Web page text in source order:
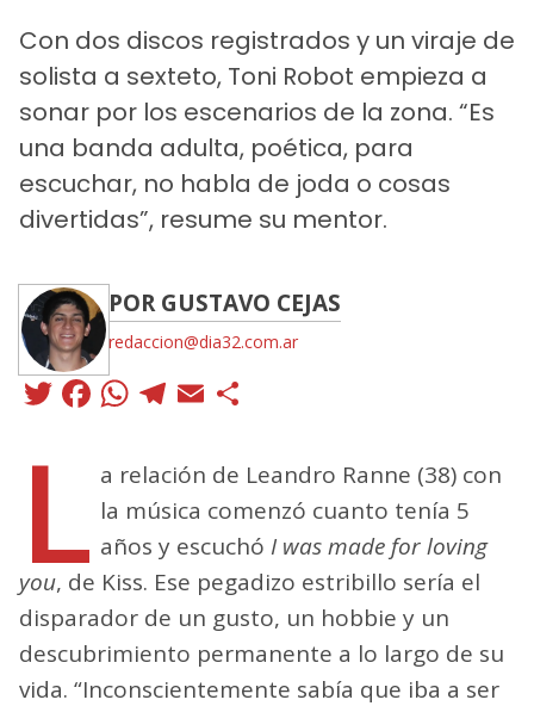
Con dos discos registrados y un viraje de
solista a sexteto, Toni Robot empieza a
sonar por los escenarios de la zona. “Es
una banda adulta, poética, para
escuchar, no habla de joda o cosas
divertidas”, resume su mentor.
POR GUSTAVO CEJAS
redaccion@dia32.com.ar
Twitter
Facebook
WhatsApp
Telegram
Email
L a relación de Leandro Ranne (38) con
la música comenzó cuanto tenía 5
años y escuchó I was made for loving
you, de Kiss. Ese pegadizo estribillo sería el
disparador de un gusto, un hobbie y un
descubrimiento permanente a lo largo de su
vida. “Inconscientemente sabía que iba a ser